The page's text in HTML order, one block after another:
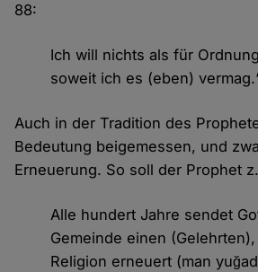
88:
Ich will nichts als für
soweit ich es (eben)
Auch in der Tradition des
Bedeutung beigemessen, und
Erneuerung. So soll der Prophet
Alle hundert Jahre sendet
Gemeinde einen
Religion erneuert (man